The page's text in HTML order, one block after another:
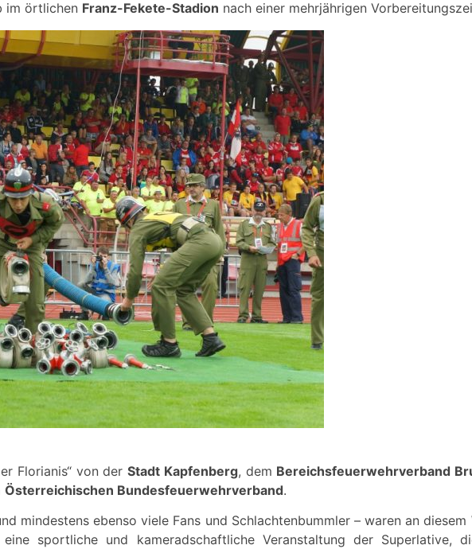
im örtlichen Franz-Fekete-Stadion nach einer mehrjährigen
Florianis“ von der Stadt Kapfenberg, dem Bereichsfeuerwehrverband
Österreichischen Bundesfeuerwehrverband.
mindestens ebenso viele Fans und Schlachtenbummler – waren an diesem
sportliche und kameradschaftliche Veranstaltung der Superlative,